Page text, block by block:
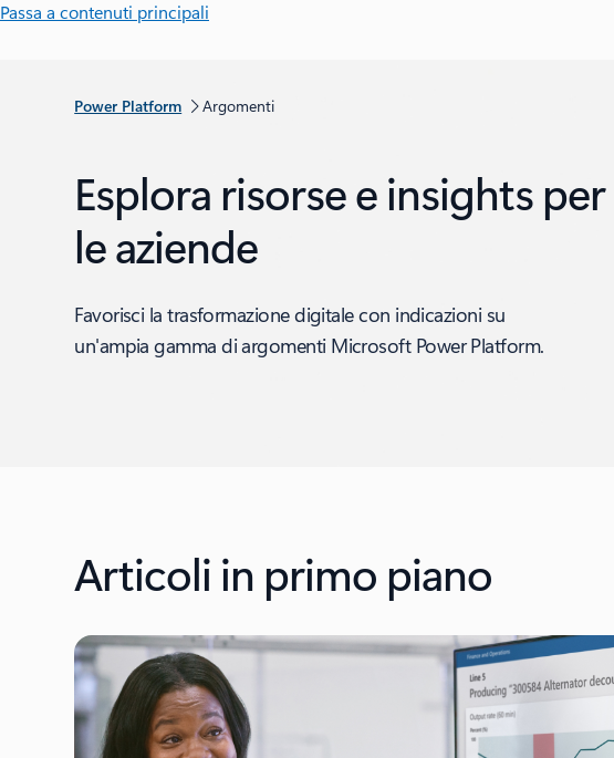
Passa a contenuti principali
Power Platform Argomenti
Esplora risorse e insights per
le aziende
Favorisci la trasformazione digitale con indicazioni su
un'ampia gamma di argomenti Microsoft Power Platform.
Articoli in primo piano